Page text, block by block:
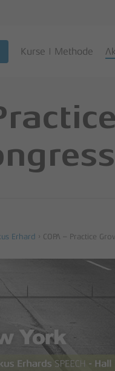
Kurse | Methode
Erhard › COPA – Practice